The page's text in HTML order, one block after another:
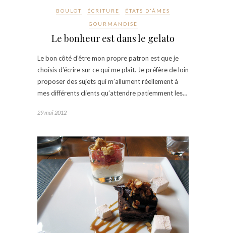
BOULOT ÉCRITURE ÉTATS D'ÂMES
GOURMANDISE
Le bonheur est dans le gelato
Le bon côté d’être mon propre patron est que je
choisis d’écrire sur ce qui me plaît. Je préfère de loin
proposer des sujets qui m’allument réellement à
mes différents clients qu’attendre patiemment les…
29 mai 2012